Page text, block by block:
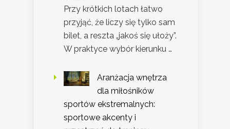
Przy krótkich lotach łatwo
przyjąć, że liczy się tylko sam
bilet, a reszta „jakoś się ułoży”.
W praktyce wybór kierunku …
Aranżacja wnętrza
dla miłośników
sportów ekstremalnych:
sportowe akcenty i